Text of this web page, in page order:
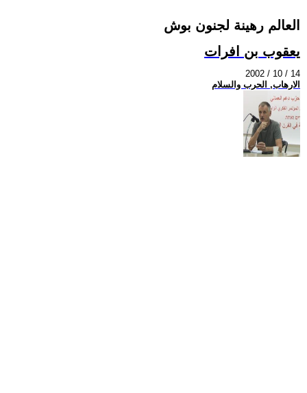
العالم رهينة لجنون بوش
يعقوب بن افرات
2002 / 10 / 14
الارهاب, الحرب والسلام